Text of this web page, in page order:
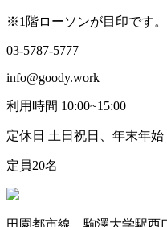
※1階ローソンが目印です。
03-5787-5777
info@goody.work
利用時間 10:00~15:00
定休日 土日祝日、年末年
定員20名